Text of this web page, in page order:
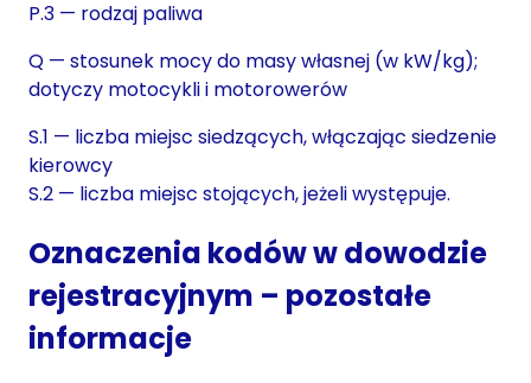
P.3 — rodzaj paliwa
Q — stosunek mocy do masy własnej (w kW/kg);
dotyczy motocykli i motorowerów
S.1 — liczba miejsc siedzących, włączając siedzenie
kierowcy
S.2 — liczba miejsc stojących, jeżeli występuje.
Oznaczenia kodów w dowodzie
rejestracyjnym – pozostałe
informacje